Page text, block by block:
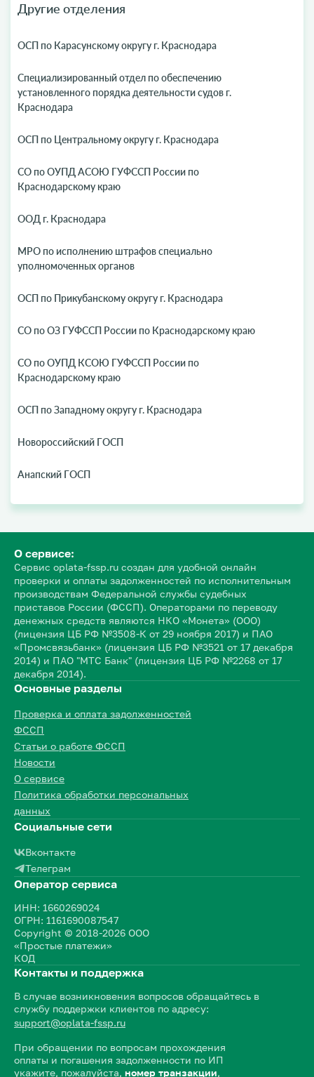
Другие отделения
ОСП по Карасунскому округу г. Краснодара
Специализированный отдел по обеспечению
установленного порядка деятельности судов г.
Краснодара
ОСП по Центральному округу г. Краснодара
СО по ОУПД АСОЮ ГУФССП России по
Краснодарскому краю
ООД г. Краснодара
МРО по исполнению штрафов специально
уполномоченных органов
ОСП по Прикубанскому округу г. Краснодара
СО по ОЗ ГУФССП России по Краснодарскому краю
СО по ОУПД КСОЮ ГУФССП России по
Краснодарскому краю
ОСП по Западному округу г. Краснодара
Новороссийский ГОСП
Анапский ГОСП
О сервисе:
Сервис oplata-fssp.ru создан для удобной онлайн
проверки и оплаты задолженностей по исполнительным
производствам Федеральной службы судебных
приставов России (ФССП). Операторами по переводу
денежных средств являются НКО «Монета» (ООО)
(лицензия ЦБ РФ №3508-К от 29 ноября 2017) и ПАО
«Промсвязьбанк» (лицензия ЦБ РФ №3521 от 17 декабря
2014) и ПАО "МТС Банк" (лицензия ЦБ РФ №2268 от 17
декабря 2014).
Основные разделы
Проверка и оплата задолженностей
ФССП
Статьи о работе ФССП
Новости
О сервисе
Политика обработки персональных
данных
Социальные сети
Вконтакте
Телеграм
Оператор сервиса
ИНН: 1660269024
ОГРН: 1161690087547
Copyright © 2018-2026 ООО
«Простые платежи»
КОД
Контакты и поддержка
В случае возникновения вопросов обращайтесь в
службу поддержки клиентов по адресу:
support@oplata-fssp.ru
При обращении по вопросам прохождения
оплаты и погашения задолженности по ИП
укажите, пожалуйста, номер транзакции,